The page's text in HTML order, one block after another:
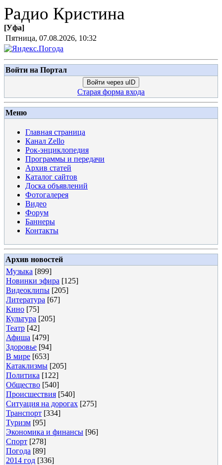
Радио Кристина
[Уфа]
Пятница, 07.08.2026, 10:32
Войти на Портал
Войти через uID
Старая форма входа
Меню
Главная страница
Канал Zello
Рок-энциклопедия
Программы и передачи
Архив статей
Каталог сайтов
Доска объявлений
Фотогалерея
Видео
Форум
Баннеры
Контакты
Архив новостей
Музыка [899]
Новинки эфира [125]
Видеоклипы [205]
Литература [67]
Кино [75]
Культура [205]
Театр [42]
Афиша [479]
Здоровье [94]
В мире [653]
Катаклизмы [205]
Политика [122]
Общество [540]
Происшествия [540]
Ситуация на дорогах [275]
Транспорт [334]
Туризм [95]
Экономика и финансы [96]
Спорт [278]
Погода [89]
2014 год [336]